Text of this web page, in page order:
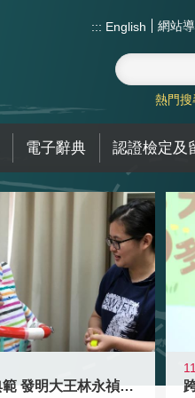
::: English 網站
熱門搜
電子辭典 認證檢定及
教育家人物典範 發明大王林永禎教授